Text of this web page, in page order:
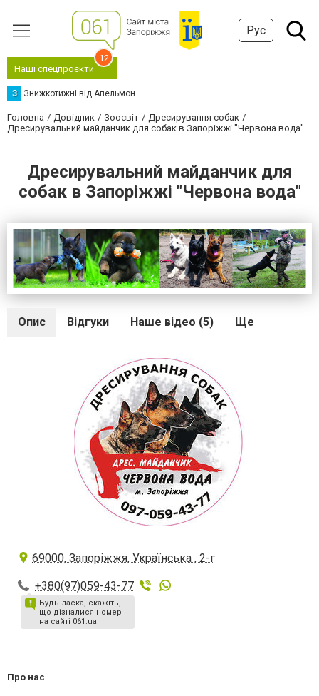
Рус
Наші спецпроєкти
12
З Знижкотижні від Апельмон
Головна Довідник Зоосвіт
Дресирування собак
Дресирувальний майданчик для собак в Запоріжжі "Червона вода"
Дресирувальний майданчик для
собак в Запоріжжі "Червона вода"
Опис Відгуки Наше відео (5) Ще
69000, Запоріжжя, Українська , 2-г
+380(97)059-43-77
Будь ласка, скажіть,
що дізналися номер
на сайті 061.ua
Про нас